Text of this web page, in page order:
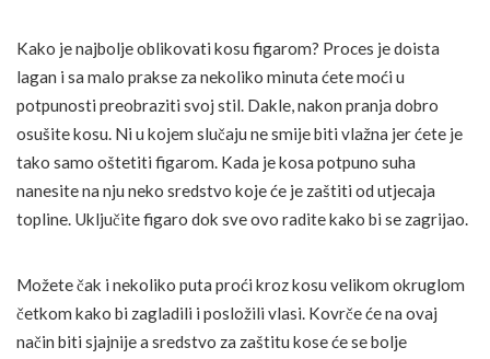
Kako je najbolje oblikovati kosu figarom? Proces je doista
lagan i sa malo prakse za nekoliko minuta ćete moći u
potpunosti preobraziti svoj stil. Dakle, nakon pranja dobro
osušite kosu. Ni u kojem slučaju ne smije biti vlažna jer ćete je
tako samo oštetiti figarom. Kada je kosa potpuno suha
nanesite na nju neko sredstvo koje će je zaštiti od utjecaja
topline. Uključite figaro dok sve ovo radite kako bi se zagrijao.
Možete čak i nekoliko puta proći kroz kosu velikom okruglom
četkom kako bi zagladili i posložili vlasi. Kovrče će na ovaj
način biti sjajnije a sredstvo za zaštitu kose će se bolje